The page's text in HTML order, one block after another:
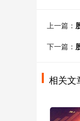
上一篇：
下一篇：
相关文